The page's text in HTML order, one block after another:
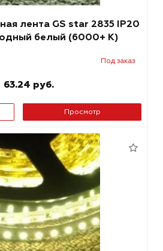
лента GS star 2835 IP20
белый (6000+ К)
Под заказ
63.24 руб.
Просмотр